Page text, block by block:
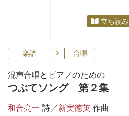
立ち読み
楽譜 合唱
混声合唱とピアノのための
つぶてソング 第２集
和合亮一 詩／新実徳英 作曲